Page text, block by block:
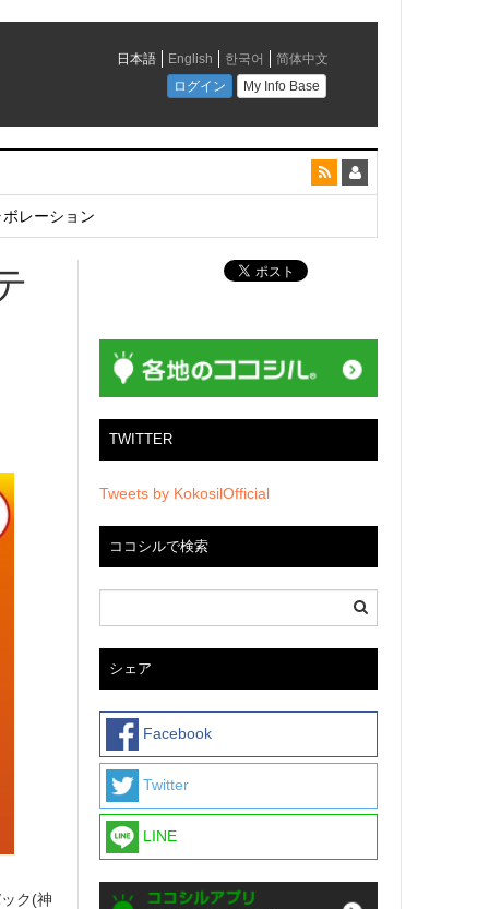
レーション
ク(神
TWITTER
Tweets by KokosilOfficial
ココシルで検索
シェア
Facebook
Twitter
LINE